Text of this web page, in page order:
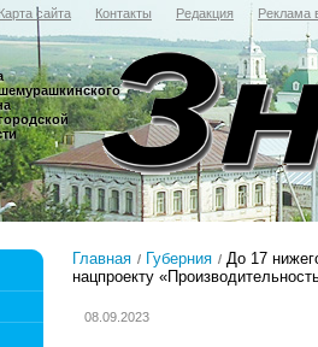
Карта сайта Контакты Редакция Реклама
Главная Губерния
До 17
нацпроекту
08.09.2023